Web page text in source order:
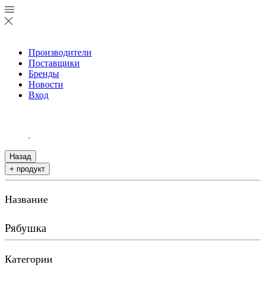
Производители
Поставщики
Бренды
Новости
Вход
Назад
+ продукт
Название
Рябушка
Категории